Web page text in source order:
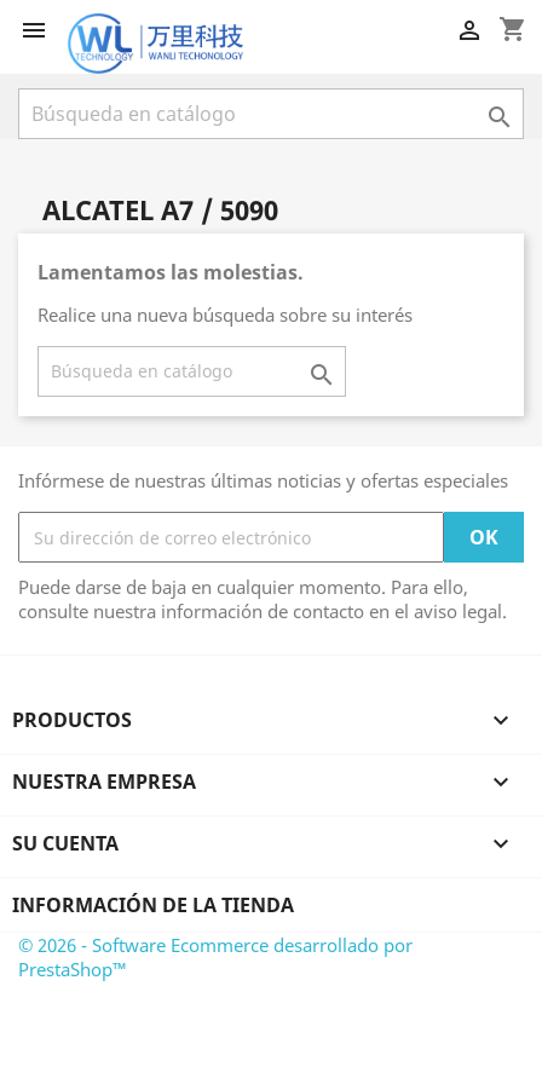
 shopping_cart


ALCATEL A7 / 5090
Lamentamos las molestias.
Realice una nueva búsqueda sobre su interés

Infórmese de nuestras últimas noticias y ofertas especiales
Puede darse de baja en cualquier momento. Para ello,
consulte nuestra información de contacto en el aviso legal.
PRODUCTOS 
NUESTRA EMPRESA 
SU CUENTA 
INFORMACIÓN DE LA TIENDA
© 2026 - Software Ecommerce desarrollado por
PrestaShop™